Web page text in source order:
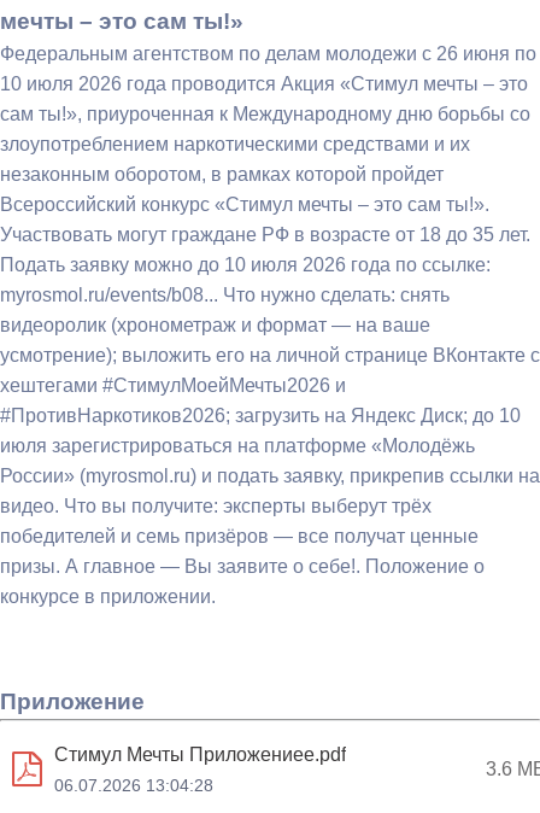
мечты – это сам ты!»
Федеральным агентством по делам молодежи с 26 июня по
10 июля 2026 года проводится Акция «Стимул мечты – это
сам ты!», приуроченная к Международному дню борьбы со
злоупотреблением наркотическими средствами и их
незаконным оборотом, в рамках которой пройдет
Всероссийский конкурс «Стимул мечты – это сам ты!».
Участвовать могут граждане РФ в возрасте от 18 до 35 лет.
Подать заявку можно до 10 июля 2026 года по ссылке:
myrosmol.ru/events/b08... Что нужно сделать: снять
видеоролик (хронометраж и формат — на ваше
усмотрение); выложить его на личной странице ВКонтакте с
хештегами #СтимулМоейМечты2026 и
#ПротивНаркотиков2026; загрузить на Яндекс Диск; до 10
июля зарегистрироваться на платформе «Молодёжь
России» (myrosmol.ru) и подать заявку, прикрепив ссылки на
видео. Что вы получите: эксперты выберут трёх
победителей и семь призёров — все получат ценные
призы. А главное — Вы заявите о себе!. Положение о
конкурсе в приложении.
Приложение
Стимул Мечты Приложениее.pdf
06.07.2026 13:04:28
3.6